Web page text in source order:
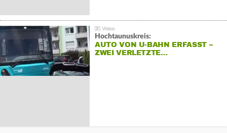
Hochtaunuskreis:
AUTO VON U-BAHN ERFASST –
ZWEI VERLETZTE…